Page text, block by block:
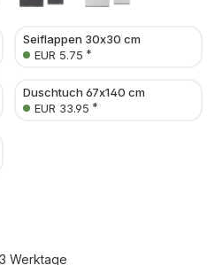
Seiflappen 30x30 cm
EUR 5.75 *
Duschtuch 67x140 cm
EUR 33.95 *
Werktage